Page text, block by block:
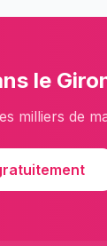
le
milliers de